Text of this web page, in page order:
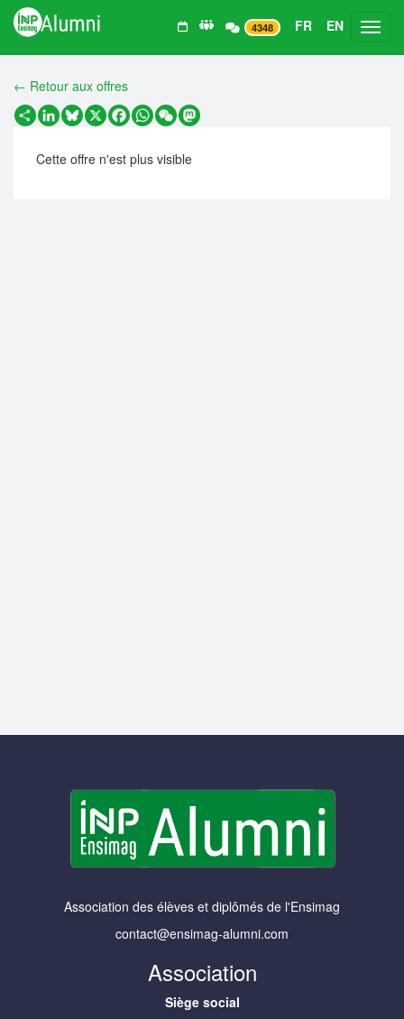
4348 FR EN
← Retour aux offres
PartagerLinkedIn
Bluesky
X Facebook
WhatsApp
WeChatMastodon
Cette offre n'est plus visible
Association des élèves et diplômés de l'Ensimag
contact@ensimag-alumni.com
Association
Siège social